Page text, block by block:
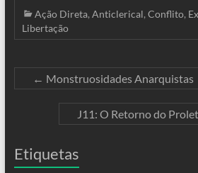
Ação Direta, Anticlerical, Conflito,
Libertação
← Monstruosidades Anarquistas
J11: O Retorno do
Etiquetas